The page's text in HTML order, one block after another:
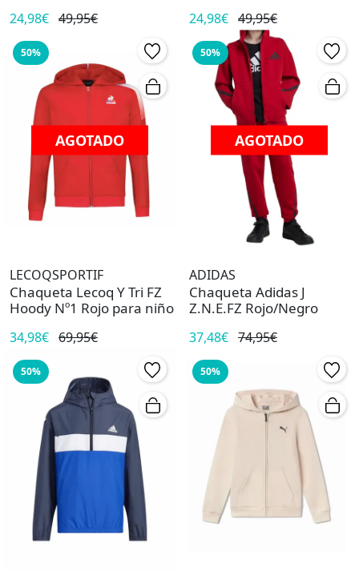
24,98€ 49,95€ 24,98€ 49,95€
50%
AGOTADO
LECOQSPORTIF
Chaqueta Lecoq Y Tri FZ
Hoody Nº1 Rojo para niño
34,98€ 69,95€
50%
AGOTADO
ADIDAS
Chaqueta Adidas J
Z.N.E.FZ Rojo/Negro
37,48€ 74,95€
50% 50%